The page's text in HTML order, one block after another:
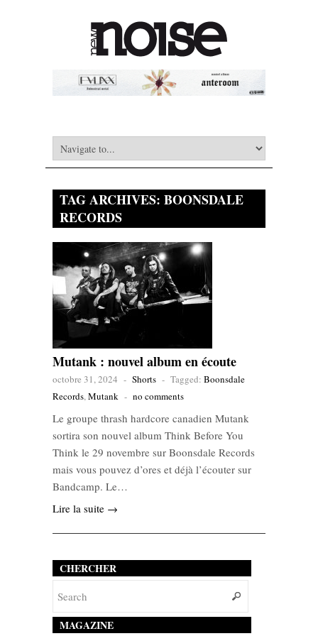
TAG ARCHIVES: BOONSDALE
RECORDS
Mutank : nouvel album en écoute
octobre 31, 2024 - Shorts - Tagged: Boonsdale
Records,Mutank - no comments
Le groupe thrash hardcore canadien Mutank
sortira son nouvel album Think Before You
Think le 29 novembre sur Boonsdale Records
mais vous pouvez d’ores et déjà l’écouter sur
Bandcamp. Le…
Lire la suite →
CHERCHER
MAGAZINE